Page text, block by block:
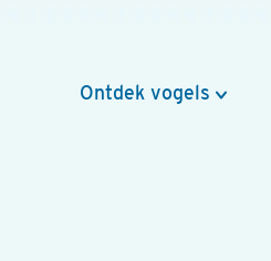
Ontdek vogels